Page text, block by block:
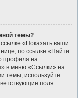
темы?
«Показать ваши
по ссылке «Найти
профиля на
в меню «Ссылки» на
темы, используйте
поля.